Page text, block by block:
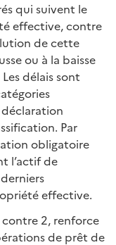
qui suivent le
effective, contre
de cette
ou à la baisse
délais sont
déclaration
Par
obligatoire
l’actif de
effective.
2, renforce
de prêt de